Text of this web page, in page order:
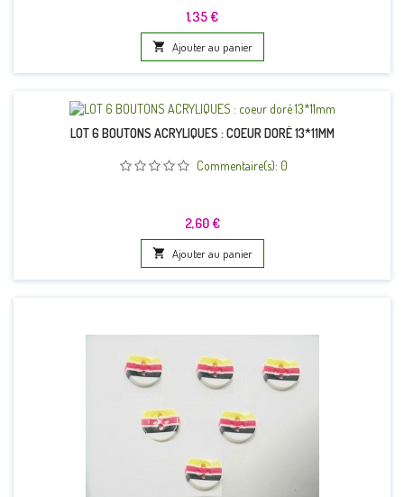
Prix
1,35 €
 Ajouter au panier
LOT 6 BOUTONS ACRYLIQUES : COEUR DORÉ 13*11MM
Commentaire(s): 0
Prix
2,60 €
 Ajouter au panier